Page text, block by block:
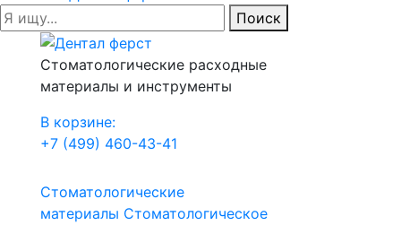
Поиск
Стоматологические расходные
материалы и инструменты
В корзине:
+7 (499) 460-43-41
Стоматологические
материалы Стоматологическое